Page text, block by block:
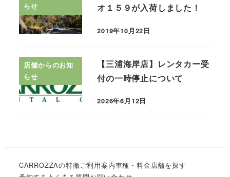
らせ
オ１５９が入荷しました！
2019年10月22日
店舗からのお知
らせ
【三浦海岸店】レンタカー受
付の一時停止について
2026年6月12日
CARROZZAの特徴ご利用案内車種・料金店舗を探す